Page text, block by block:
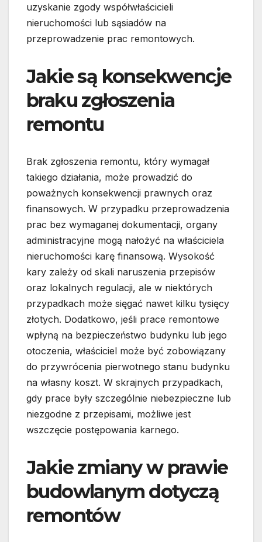
uzyskanie zgody współwłaścicieli
nieruchomości lub sąsiadów na
przeprowadzenie prac remontowych.
Jakie są konsekwencje
braku zgłoszenia
remontu
Brak zgłoszenia remontu, który wymagał
takiego działania, może prowadzić do
poważnych konsekwencji prawnych oraz
finansowych. W przypadku przeprowadzenia
prac bez wymaganej dokumentacji, organy
administracyjne mogą nałożyć na właściciela
nieruchomości karę finansową. Wysokość
kary zależy od skali naruszenia przepisów
oraz lokalnych regulacji, ale w niektórych
przypadkach może sięgać nawet kilku tysięcy
złotych. Dodatkowo, jeśli prace remontowe
wpłyną na bezpieczeństwo budynku lub jego
otoczenia, właściciel może być zobowiązany
do przywrócenia pierwotnego stanu budynku
na własny koszt. W skrajnych przypadkach,
gdy prace były szczególnie niebezpieczne lub
niezgodne z przepisami, możliwe jest
wszczęcie postępowania karnego.
Jakie zmiany w prawie
budowlanym dotyczą
remontów